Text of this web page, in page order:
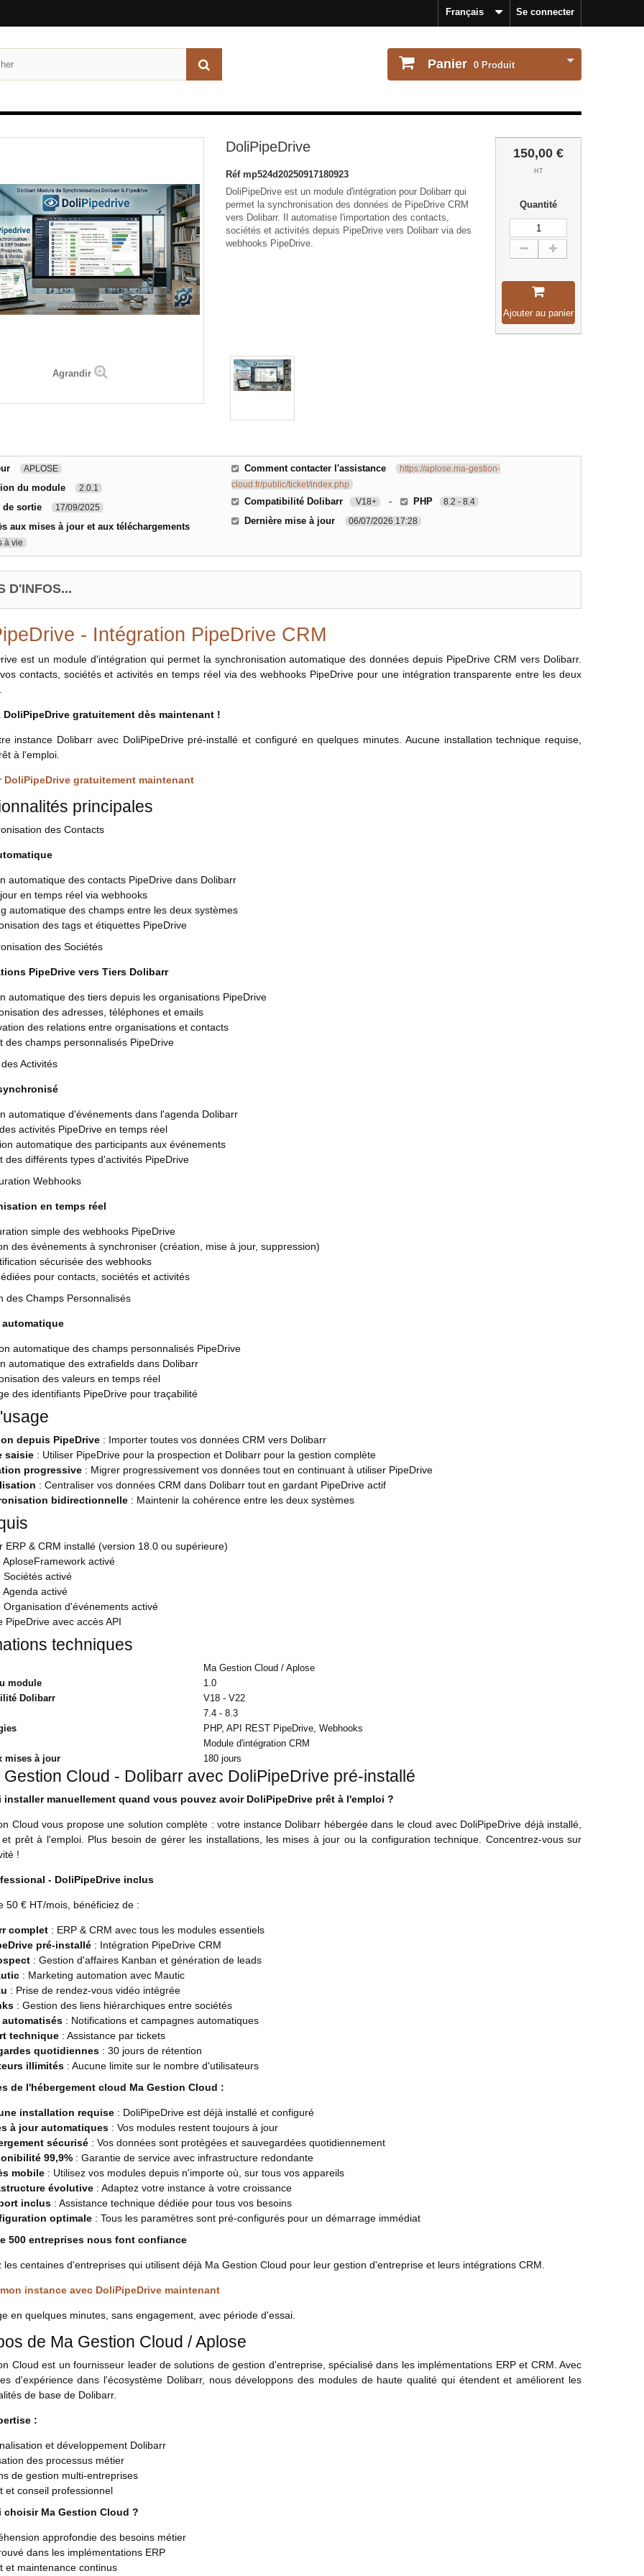
Se connecter
Français
Panier 0 Produit
Agrandir
DoliPipeDrive
Réf mp524d20250917180923
DoliPipeDrive est un module d'intégration pour Dolibarr qui
permet la synchronisation des données de PipeDrive CRM
vers Dolibarr. Il automatise l'importation des contacts,
sociétés et activités depuis PipeDrive vers Dolibarr via des
webhooks PipeDrive.
150,00 €
HT
Quantité
Ajouter au panier
APLOSE
du module 2.0.1
de sortie 17/09/2025
aux mises à jour et aux téléchargements
à vie
Comment contacter l'assistance
https://aplose.ma-gestion-
cloud.fr/public/ticket/index.php
Compatibilité Dolibarr V18+ - PHP 8.2 - 8.4
Dernière mise à jour 06/07/2026 17:28
D'INFOS...
- Intégration PipeDrive CRM
est un module d'intégration qui permet la synchronisation automatique des données depuis PipeDrive CRM vers Dolibarr.
contacts, sociétés et activités en temps réel via des webhooks PipeDrive pour une intégration transparente entre les deux
DoliPipeDrive gratuitement dès maintenant !
instance Dolibarr avec DoliPipeDrive pré-installé et configuré en quelques minutes. Aucune installation technique requise,
à l'emploi.
DoliPipeDrive gratuitement maintenant
principales
des Contacts
automatique des contacts PipeDrive dans Dolibarr
en temps réel via webhooks
automatique des champs entre les deux systèmes
des tags et étiquettes PipeDrive
des Sociétés
PipeDrive vers Tiers Dolibarr
automatique des tiers depuis les organisations PipeDrive
des adresses, téléphones et emails
des relations entre organisations et contacts
des champs personnalisés PipeDrive
Activités
automatique d'événements dans l'agenda Dolibarr
activités PipeDrive en temps réel
automatique des participants aux événements
des différents types d'activités PipeDrive
Webhooks
en temps réel
simple des webhooks PipeDrive
des événements à synchroniser (création, mise à jour, suppression)
sécurisée des webhooks
pour contacts, sociétés et activités
des Champs Personnalisés
automatique des champs personnalisés PipeDrive
automatique des extrafields dans Dolibarr
des valeurs en temps réel
des identifiants PipeDrive pour traçabilité
depuis PipeDrive : Importer toutes vos données CRM vers Dolibarr
saisie : Utiliser PipeDrive pour la prospection et Dolibarr pour la gestion complète
progressive : Migrer progressivement vos données tout en continuant à utiliser PipeDrive
: Centraliser vos données CRM dans Dolibarr tout en gardant PipeDrive actif
bidirectionnelle : Maintenir la cohérence entre les deux systèmes
ERP & CRM installé (version 18.0 ou supérieure)
AploseFramework activé
Sociétés activé
Agenda activé
Organisation d'événements activé
PipeDrive avec accès API
techniques
Ma Gestion Cloud / Aplose
module
1.0
Dolibarr
V18 - V22
7.4 - 8.3
PHP, API REST PipeDrive, Webhooks
Module d'intégration CRM
mises à jour
180 jours
Gestion Cloud - Dolibarr avec DoliPipeDrive pré-installé
installer manuellement quand vous pouvez avoir DoliPipeDrive prêt à l'emploi ?
Cloud vous propose une solution complète : votre instance Dolibarr hébergée dans le cloud avec DoliPipeDrive déjà installé,
et prêt à l'emploi. Plus besoin de gérer les installations, les mises à jour ou la configuration technique. Concentrez-vous sur
!
- DoliPipeDrive inclus
50 € HT/mois, bénéficiez de :
complet : ERP & CRM avec tous les modules essentiels
pré-installé : Intégration PipeDrive CRM
: Gestion d'affaires Kanban et génération de leads
: Marketing automation avec Mautic
: Prise de rendez-vous vidéo intégrée
: Gestion des liens hiérarchiques entre sociétés
automatisés : Notifications et campagnes automatiques
technique : Assistance par tickets
quotidiennes : 30 jours de rétention
illimités : Aucune limite sur le nombre d'utilisateurs
de l'hébergement cloud Ma Gestion Cloud :
installation requise : DoliPipeDrive est déjà installé et configuré
à jour automatiques : Vos modules restent toujours à jour
sécurisé : Vos données sont protégées et sauvegardées quotidiennement
99,9% : Garantie de service avec infrastructure redondante
mobile : Utilisez vos modules depuis n'importe où, sur tous vos appareils
évolutive : Adaptez votre instance à votre croissance
inclus : Assistance technique dédiée pour tous vos besoins
optimale : Tous les paramètres sont pré-configurés pour un démarrage immédiat
500 entreprises nous font confiance
les centaines d'entreprises qui utilisent déjà Ma Gestion Cloud pour leur gestion d'entreprise et leurs intégrations CRM.
instance avec DoliPipeDrive maintenant
en quelques minutes, sans engagement, avec période d'essai.
de Ma Gestion Cloud / Aplose
Cloud est un fournisseur leader de solutions de gestion d'entreprise, spécialisé dans les implémentations ERP et CRM. Avec
d'expérience dans l'écosystème Dolibarr, nous développons des modules de haute qualité qui étendent et améliorent les
de base de Dolibarr.
:
et développement Dolibarr
des processus métier
de gestion multi-entreprises
et conseil professionnel
choisir Ma Gestion Cloud ?
approfondie des besoins métier
dans les implémentations ERP
et maintenance continus